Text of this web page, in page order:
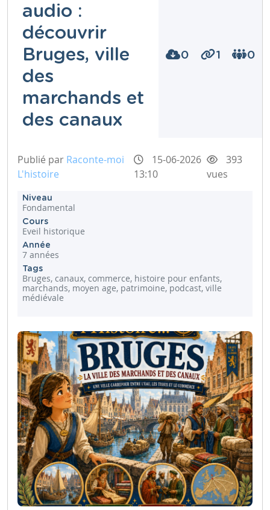
audio :
découvrir
Bruges, ville
des
marchands et
des canaux
0 1 0
Publié par Raconte-moi
L'histoire
15-06-2026
13:10
393
vues
Niveau
Fondamental
Cours
Eveil historique
Année
7 années
Tags
Bruges, canaux, commerce, histoire pour enfants,
marchands, moyen age, patrimoine, podcast, ville
médiévale